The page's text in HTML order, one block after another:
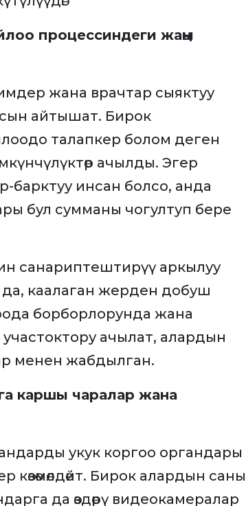
процессиндеги жаңы
жана врачтар сыяктуу
айтышат. Бирок
талапкер болом деген
ачылды. Эгер
барктуу инсан болсо, анда
бул сумманы чогултуп бере
санариптештирүү аркылуу
да, каалаган жерден добуш
борборлорунда жана
ачылат, алардын
менен жабдылган.
каршы чаралар жана
укук коргоо органдары
Бирок алардын саны
да өздөрү видеокамералар